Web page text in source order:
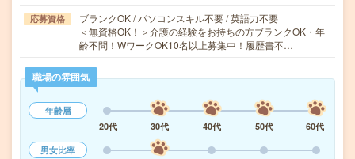
応募資格
ブランクOK / パソコンスキル不要 / 英語力不要
＜無資格OK！＞介護の経験をお持ちの方ブランクOK・年
齢不問！WワークOK10名以上募集中！履歴書不…
職場の雰囲気
年齢層
20代
30代 40代 50代
60代
男女比率